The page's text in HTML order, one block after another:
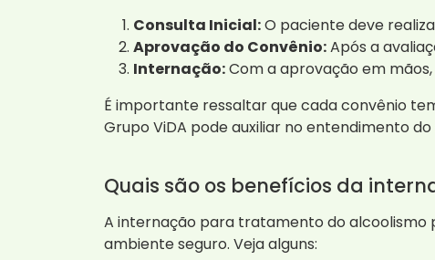
Consulta Inicial:O paciente deve
Aprovação do Convênio:Após a
Internação:Com a aprovação em
É importante ressaltar que cada convênio
Grupo ViDA pode auxiliar no entendimento
Quais são os benefícios da
A internação para tratamento do alcoolismo
ambiente seguro. Veja alguns: